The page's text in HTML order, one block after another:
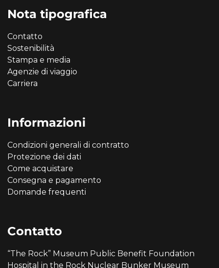
Nota tipografica
Contatto
Sostenibilità
Stampa e media
Agenzie di viaggio
Carriera
Informazioni
Condizioni generali di contratto
Protezione dei dati
Come acquistare
Consegna e pagamento
Domande frequenti
Contatto
“The Rock” Museum Public Benefit Foundation
Hospital in the Rock Nuclear Bunker Museum